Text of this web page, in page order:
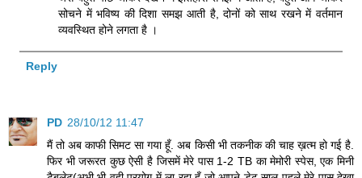
सोचने में भविष्य की दिशा समझ आती है, दोनों को साथ रखने में वर्तमान
व्यवस्थित होने लगता है ।
Reply
PD 28/10/12 11:47
मैं तो अब काफी सिमट सा गया हूँ. अब किसी भी तकनीक की चाह ख़त्म हो गई है.
फिर भी जरूरत कुछ ऐसी है जिसमें मेरे पास 1-2 TB का मेमोरी स्पेस, एक मिनी